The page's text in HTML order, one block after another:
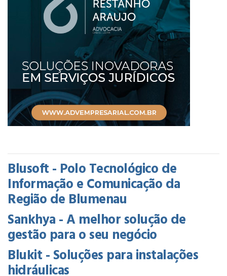
Blusoft - Polo Tecnológico de
Informação e Comunicação da
Região de Blumenau
Sankhya - A melhor solução de
gestão para o seu negócio
Blukit - Soluções para instalações
hidráulicas